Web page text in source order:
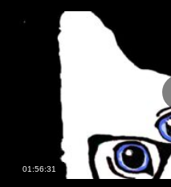
01:56:31